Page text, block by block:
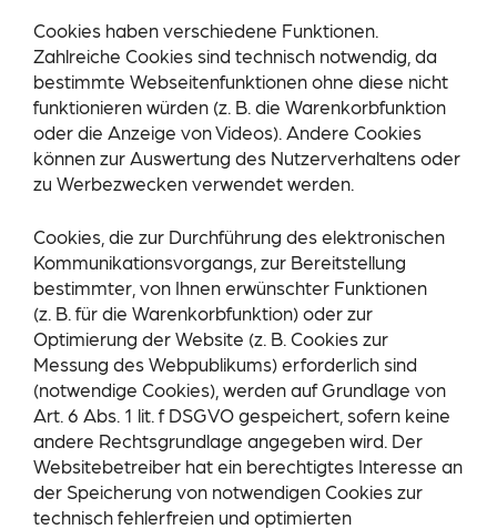
Cookies haben verschiedene Funktionen.
Zahlreiche Cookies sind technisch notwendig, da
bestimmte Webseitenfunktionen ohne diese nicht
funktionieren würden (z. B. die Warenkorbfunktion
oder die Anzeige von Videos). Andere Cookies
können zur Auswertung des Nutzerverhaltens oder
zu Werbezwecken verwendet werden.
Cookies, die zur Durchführung des elektronischen
Kommunikationsvorgangs, zur Bereitstellung
bestimmter, von Ihnen erwünschter Funktionen
(z. B. für die Warenkorbfunktion) oder zur
Optimierung der Website (z. B. Cookies zur
Messung des Webpublikums) erforderlich sind
(notwendige Cookies), werden auf Grundlage von
Art. 6 Abs. 1 lit. f DSGVO gespeichert, sofern keine
andere Rechtsgrundlage angegeben wird. Der
Websitebetreiber hat ein berechtigtes Interesse an
der Speicherung von notwendigen Cookies zur
technisch fehlerfreien und optimierten